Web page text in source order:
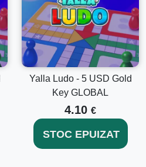
Yalla Ludo - 5 USD Gold
Key GLOBAL
4.10 €
STOC EPUIZAT